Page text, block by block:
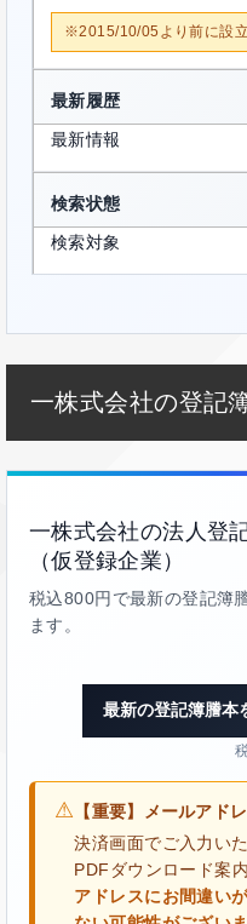
※2015/10/05より前に設
最新履歴
最新情報
検索状態
検索対象
一株式会社の登記
一株式会社の法人登
（仮登録企業）
税込800円で最新の登記簿
ます。
最新の登記簿謄本
⚠ 【重要】メールアド
決済画面でご入力い
PDFダウンロード案
アドレスにお間違い